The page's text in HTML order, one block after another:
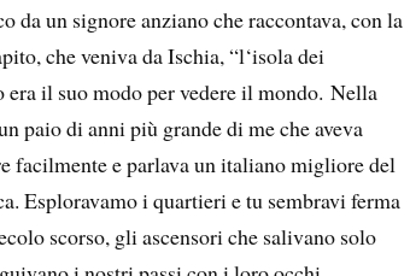
da un signore anziano che raccontava, con la
che veniva da Ischia, “l‘isola dei
il suo modo per vedere il mondo. Nella
paio di anni più grande di me che aveva
facilmente e parlava un italiano migliore del
Esploravamo i quartieri e tu sembravi ferma
scorso, gli ascensori che salivano solo